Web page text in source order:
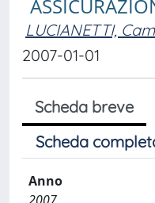
LUCIANETTI,
2007-01-01
Scheda breve
Scheda
Anno